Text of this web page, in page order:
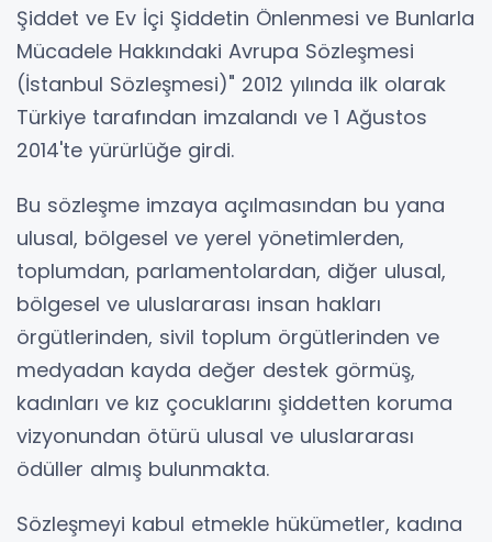
Şiddet ve Ev İçi Şiddetin Önlenmesi ve Bunlarla
Mücadele Hakkındaki Avrupa Sözleşmesi
(İstanbul Sözleşmesi)" 2012 yılında ilk olarak
Türkiye tarafından imzalandı ve 1 Ağustos
2014'te yürürlüğe girdi.
Bu sözleşme imzaya açılmasından bu yana
ulusal, bölgesel ve yerel yönetimlerden,
toplumdan, parlamentolardan, diğer ulusal,
bölgesel ve uluslararası insan hakları
örgütlerinden, sivil toplum örgütlerinden ve
medyadan kayda değer destek görmüş,
kadınları ve kız çocuklarını şiddetten koruma
vizyonundan ötürü ulusal ve uluslararası
ödüller almış bulunmakta.
Sözleşmeyi kabul etmekle hükümetler, kadına